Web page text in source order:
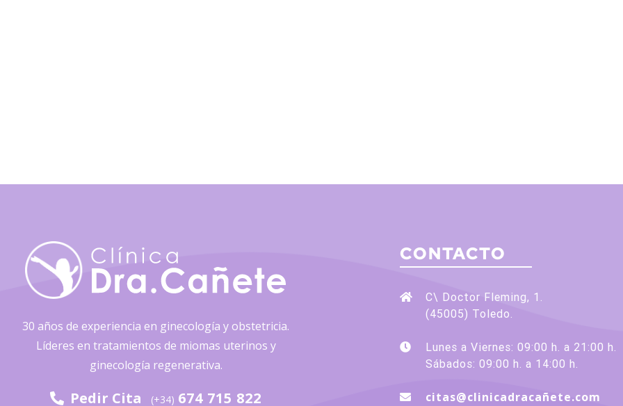
30 años de experiencia en ginecología y obstetricia.
Líderes en tratamientos de miomas uterinos y
ginecología regenerativa.
Pedir Cita (+34) 674 715 822
CONTACTO
C\ Doctor Fleming, 1.
(45005) Toledo.
Lunes a Viernes: 09:00 h. a 21:00 h.
Sábados: 09:00 h. a 14:00 h.
citas@clinicadracañete.com